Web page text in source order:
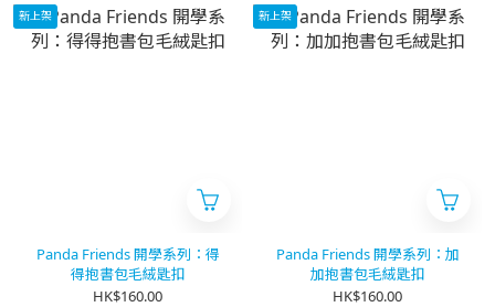
新上架
Panda Friends 開學系列：得
得抱書包毛絨匙扣
HK$160.00
新上架
Panda Friends 開學系列：加
加抱書包毛絨匙扣
HK$160.00